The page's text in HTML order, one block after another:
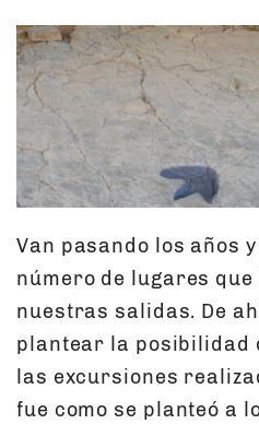
Van pasando los años
número de lugares
nuestras salidas. De
plantear la posibilidad
las excursiones
fue como se planteó a